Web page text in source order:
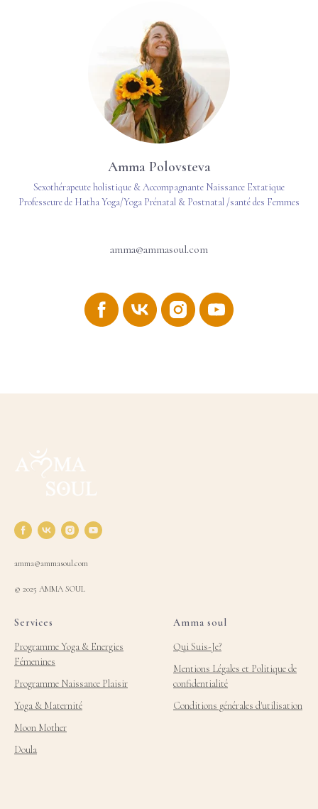
Amma Polovsteva
Sexothérapeute holistique & Accompagnante Naissance Extatique
Professeure de Hatha Yoga/Yoga Prénatal & Postnatal /santé des Femmes
amma@ammasoul.com
amma@ammasoul.com
© 2025 AMMA SOUL
Services
Programme Yoga & Energies
Fémenines
Programme Naissance Plaisir
Yoga & Maternité
Moon Mother
Doula
Amma soul
Qui Suis-Je?
Mentions Légales et Politique de
confidentialité
Conditions générales d'utilisation